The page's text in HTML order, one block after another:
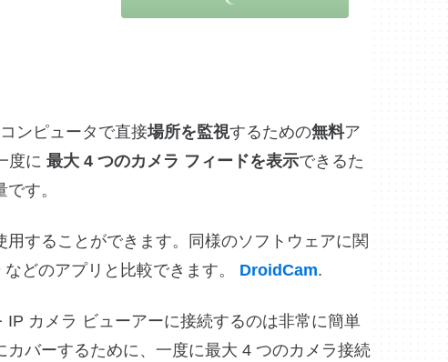
ンピュータで直接場所を監視するための無料ア
度に 最大 4 つのカメラ フィードを表示できるた
す。
することができます。同様のソフトウェアに関
などのアプリと比較できます。 DroidCam.
カメラ ビューアーに接続するのは非常に簡単
バーするために、一度に最大 4 つのカメラ接続